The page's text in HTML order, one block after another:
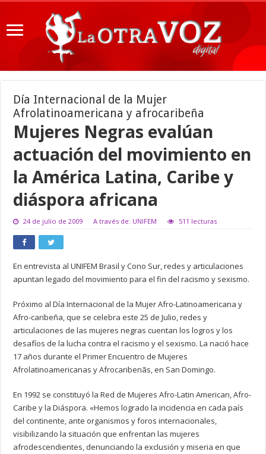
Día Internacional de la Mujer
Afrolatinoamericana y afrocaribeña
Mujeres Negras evalúan
actuación del movimiento en
la América Latina, Caribe y
diáspora africana
24 de julio de 2009 A través de: UNIFEM 511 lecturas
En entrevista al UNIFEM Brasil y Cono Sur, redes y articulaciones
apuntan legado del movimiento para el fin del racismo y sexismo.
Próximo al Día Internacional de la Mujer Afro-Latinoamericana y
Afro-caribeña, que se celebra este 25 de Julio, redes y
articulaciones de las mujeres negras cuentan los logros y los
desafíos de la lucha contra el racismo y el sexismo. La nació hace
17 años durante el Primer Encuentro de Mujeres
Afrolatinoamericanas y Afrocaribenãs, en San Domingo.
En 1992 se constituyó la Red de Mujeres Afro-Latin American, Afro-
Caribe y la Diáspora. «Hemos logrado la incidencia en cada país
del continente, ante organismos y foros internacionales,
visibilizando la situación que enfrentan las mujeres
afrodescendientes, denunciando la exclusión y miseria en que